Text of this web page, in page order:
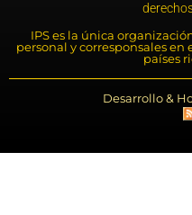
IPS es la única
personal y corresponsales
países
Desarrollo &